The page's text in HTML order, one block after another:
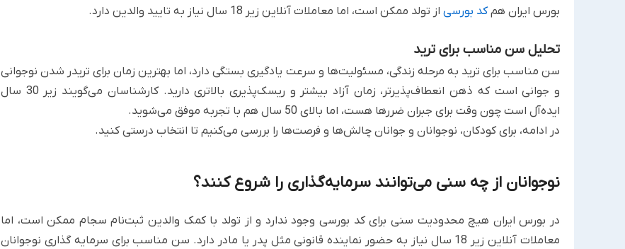
بورس ایران همکد بورسی از تولد ممکن است، اما معاملات آنلاین زیر 18 سال نیاز به تایید والدین دارد.
تحلیل سن مناسب برای ترید
سن مناسب برای ترید به مرحله زندگی، مسئولیت‌ها و سرعت یادگیری بستگی دارد، اما بهترین زمان برای تریدر شدن نوجوانی
و جوانی است که ذهن انعطاف‌پذیرتر، زمان آزاد بیشتر و ریسک‌پذیری بالاتری دارید. کارشناسان می‌گویند زیر 30 سال
ایده‌آل است چون وقت برای جبران ضررها هست، اما بالای 50 سال هم با تجربه موفق می‌شوید.
در ادامه، برای کودکان، نوجوانان و جوانان چالش‌ها و فرصت‌ها را بررسی می‌کنیم تا انتخاب درستی کنید.
نوجوانان از چه سنی می‌توانند سرمایه‌گذاری را شروع کنند؟
در بورس ایران هیچ محدودیت سنی برای کد بورسی وجود ندارد و از تولد با کمک والدین ثبت‌نام سجام ممکن است، اما
معاملات آنلاین زیر 18 سال نیاز به حضور نماینده قانونی مثل پدر یا مادر دارد. سن مناسب برای سرمایه گذاری نوجوانان